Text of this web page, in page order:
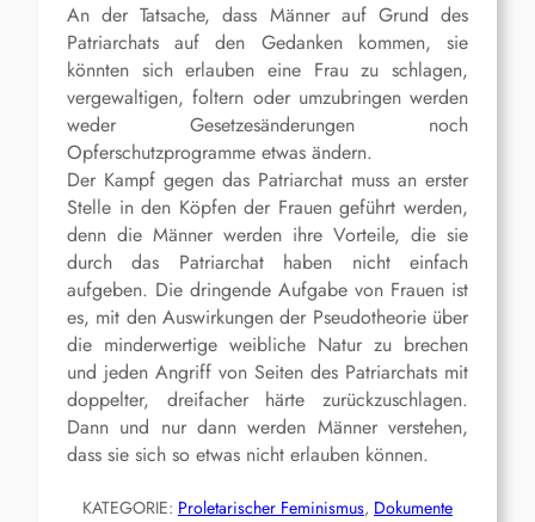
An der Tatsache, dass Männer auf Grund des
Patriarchats auf den Gedanken kommen, sie
könnten sich erlauben eine Frau zu schlagen,
vergewaltigen, foltern oder umzubringen werden
weder Gesetzesänderungen noch
Opferschutzprogramme etwas ändern.
Der Kampf gegen das Patriarchat muss an erster
Stelle in den Köpfen der Frauen geführt werden,
denn die Männer werden ihre Vorteile, die sie
durch das Patriarchat haben nicht einfach
aufgeben. Die dringende Aufgabe von Frauen ist
es, mit den Auswirkungen der Pseudotheorie über
die minderwertige weibliche Natur zu brechen
und jeden Angriff von Seiten des Patriarchats mit
doppelter, dreifacher härte zurückzuschlagen.
Dann und nur dann werden Männer verstehen,
dass sie sich so etwas nicht erlauben können.
KATEGORIE: Proletarischer Feminismus, Dokumente